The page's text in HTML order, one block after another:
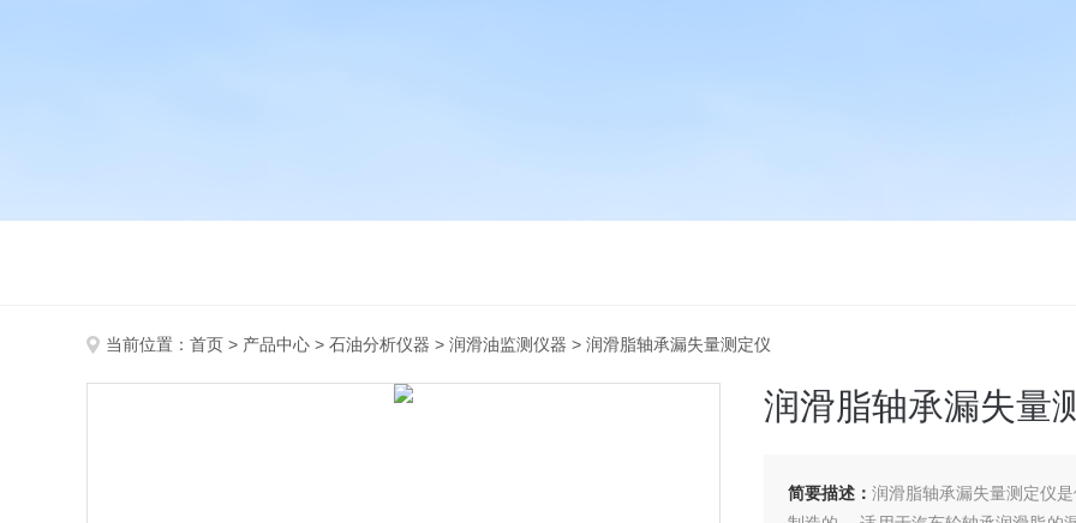
当前位置： 首页 > 产品中心 > 石油分析仪器 > 润滑油监测仪器 > 润滑脂轴承漏失量测定仪
润滑脂轴承漏失量
简要描述： 润滑脂轴承漏失量测定仪